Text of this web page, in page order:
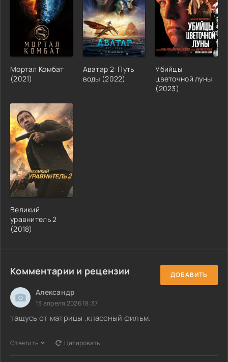
Мортал Комбат
(2021)
Аватар 2: Путь
воды (2022)
Убийцы
цветочной луны
(2023)
Великий
уравнитель 2
(2018)
Комментарии и рецензии ДОБАВИТЬ
Александр
13 апреля 2026 18:37
тащусь от матрицы .классный фильм.
Ответить Цитировать